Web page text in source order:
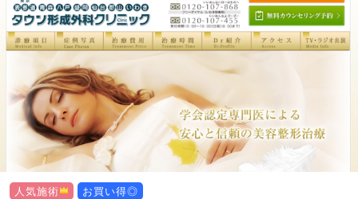
人気施術 お買い得◎